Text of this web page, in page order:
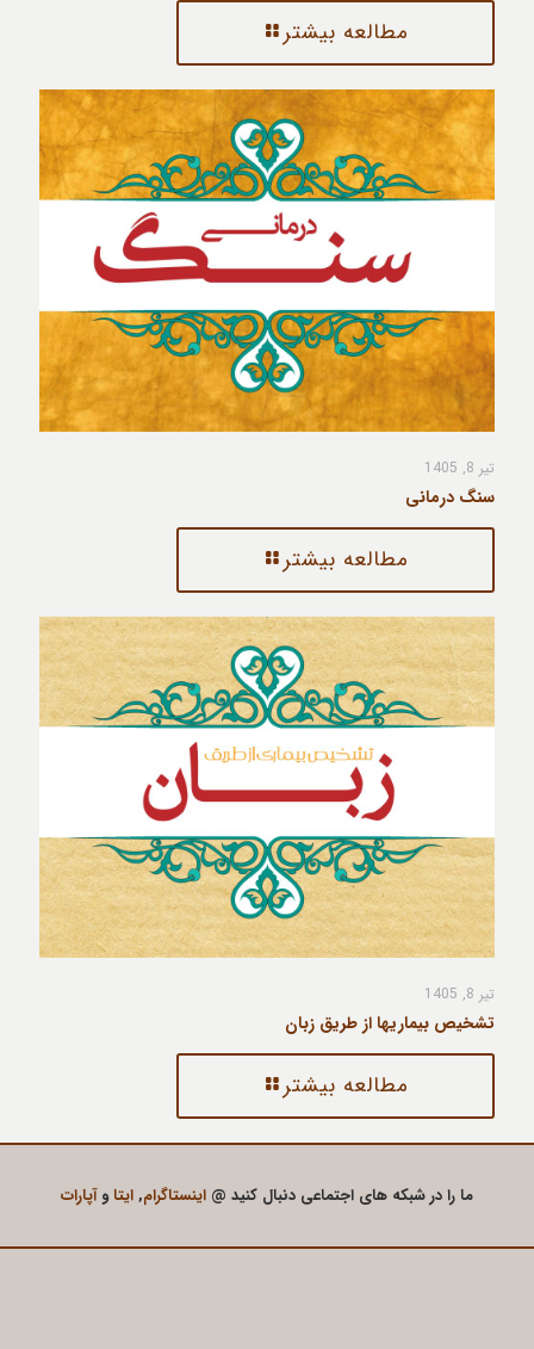
مطالعه بیشتر
تیر 8, 1405
سنگ درمانی
مطالعه بیشتر
تیر 8, 1405
تشخیص بیماریها از طریق زبان
مطالعه بیشتر
ما را در شبکه های اجتماعی دنبال کنید @ اینستاگرام,ایتاوآپارات